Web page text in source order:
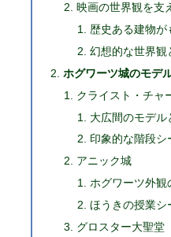
映画の世界観を支
歴史ある建物
幻想的な世界観
ホグワーツ城のモデ
クライスト・チャ
大広間のモデル
印象的な階段シ
アニック城
ホグワーツ外観
ほうきの授業シ
グロスター大聖堂